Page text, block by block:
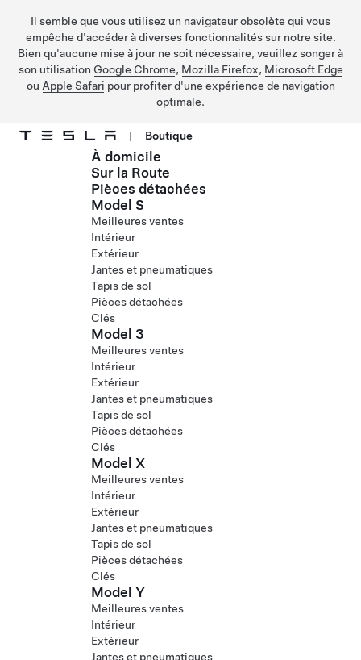
Il semble que vous utilisez un navigateur obsolète qui vous
empêche d'accéder à diverses fonctionnalités sur notre site.
Bien qu'aucune mise à jour ne soit nécessaire, veuillez songer à
son utilisation Google Chrome, Mozilla Firefox, Microsoft Edge
ou Apple Safari pour profiter d'une expérience de navigation
optimale.
Passer au contenu principal
| Boutique
À domicile
Sur la Route
Pièces détachées
Model S
Meilleures ventes
Intérieur
Extérieur
Jantes et pneumatiques
Tapis de sol
Pièces détachées
Clés
Model 3
Meilleures ventes
Intérieur
Extérieur
Jantes et pneumatiques
Tapis de sol
Pièces détachées
Clés
Model X
Meilleures ventes
Intérieur
Extérieur
Jantes et pneumatiques
Tapis de sol
Pièces détachées
Clés
Model Y
Meilleures ventes
Intérieur
Extérieur
Jantes et pneumatiques